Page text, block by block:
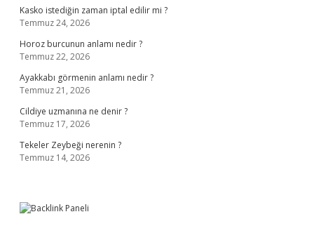
Kasko istediğin zaman iptal edilir mi ?
Temmuz 24, 2026
Horoz burcunun anlamı nedir ?
Temmuz 22, 2026
Ayakkabı görmenin anlamı nedir ?
Temmuz 21, 2026
Cildiye uzmanına ne denir ?
Temmuz 17, 2026
Tekeler Zeybeği nerenin ?
Temmuz 14, 2026